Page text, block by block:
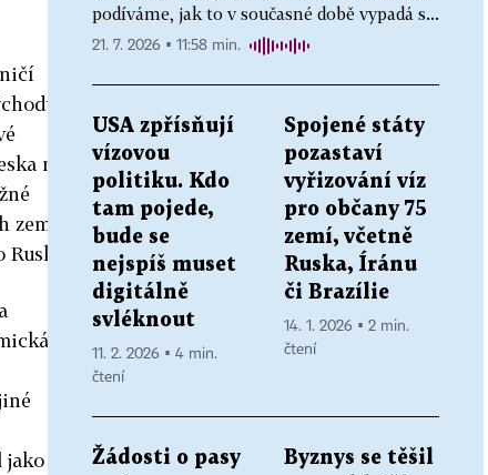
má
zemí
jako
podíváme, jak to v současné době vypadá s...
21. 7. 2026 ▪ 11:58 min.
USA zpřísňují
vízovou
politiku. Kdo
tam pojede,
bude se
nejspíš muset
digitálně
svléknout
11. 2. 2026 ▪ 4 min.
čtení
Spojené státy
pozastaví
vyřizování víz
pro občany 75
zemí, včetně
Ruska, Íránu
či Brazílie
14. 1. 2026 ▪ 2 min.
čtení
Žádosti o pasy
Byznys se těšil